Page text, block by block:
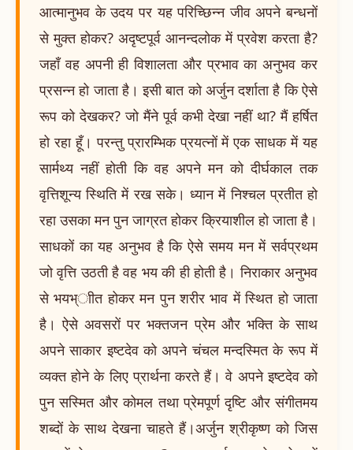
आत्मानुभव के उदय पर यह परिच्छिन्न जीव अपने बन्धनों
से मुक्त होकर? अदृष्टपूर्व आनन्दलोक में प्रवेश करता है?
जहाँ वह अपनी ही विशालता और प्रभाव का अनुभव कर
प्रसन्न हो जाता है। इसी बात को अर्जुन दर्शाता है कि ऐसे
रूप को देखकर? जो मैंने पूर्व कभी देखा नहीं था? मैं हर्षित
हो रहा हूँ। परन्तु प्रारम्भिक प्रयत्नों में एक साधक में यह
सार्मथ्य नहीं होती कि वह अपने मन को दीर्घकाल तक
वृत्तिशून्य स्थिति में रख सके। ध्यान में निश्चल प्रतीत हो
रहा उसका मन पुन जाग्रत होकर क्रियाशील हो जाता है।
साधकों का यह अनुभव है कि ऐसे समय मन में सर्वप्रथम
जो वृत्ति उठती है वह भय की ही होती है। निराकार अनुभव
से भयभ्ाीत होकर मन पुन शरीर भाव में स्थित हो जाता
है। ऐसे अवसरों पर भक्तजन प्रेम और भक्ति के साथ
अपने साकार इष्टदेव को अपने चंचल मन्दस्मित के रूप में
व्यक्त होने के लिए प्रार्थना करते हैं। वे अपने इष्टदेव को
पुन सस्मित और कोमल तथा प्रेमपूर्ण दृष्टि और संगीतमय
शब्दों के साथ देखना चाहते हैं।अर्जुन श्रीकृष्ण को जिस